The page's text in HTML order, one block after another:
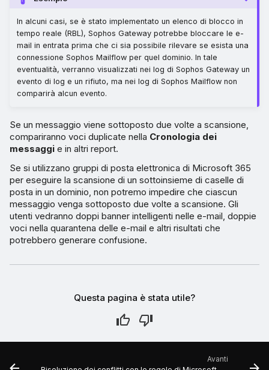
In alcuni casi, se è stato implementato un elenco di blocco in
tempo reale (RBL), Sophos Gateway potrebbe bloccare le e-
mail in entrata prima che ci sia possibile rilevare se esista una
connessione Sophos Mailflow per quel dominio. In tale
eventualità, verranno visualizzati nei log di Sophos Gateway un
evento di log e un rifiuto, ma nei log di Sophos Mailflow non
comparirà alcun evento.
Se un messaggio viene sottoposto due volte a scansione,
compariranno voci duplicate nella Cronologia dei
messaggi e in altri report.
Se si utilizzano gruppi di posta elettronica di Microsoft 365
per eseguire la scansione di un sottoinsieme di caselle di
posta in un dominio, non potremo impedire che ciascun
messaggio venga sottoposto due volte a scansione. Gli
utenti vedranno doppi banner intelligenti nelle e-mail, doppie
voci nella quarantena delle e-mail e altri risultati che
potrebbero generare confusione.
Questa pagina è stata utile?
Avanti